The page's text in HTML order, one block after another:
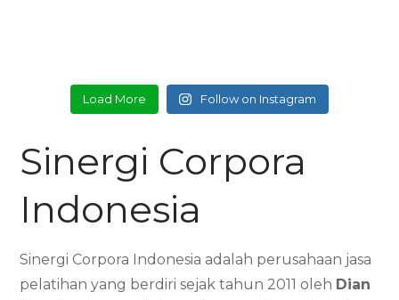
Load More Follow on Instagram
Sinergi Corpora
Indonesia
Sinergi Corpora Indonesia adalah perusahaan jasa
pelatihan yang berdiri sejak tahun 2011 oleh Dian